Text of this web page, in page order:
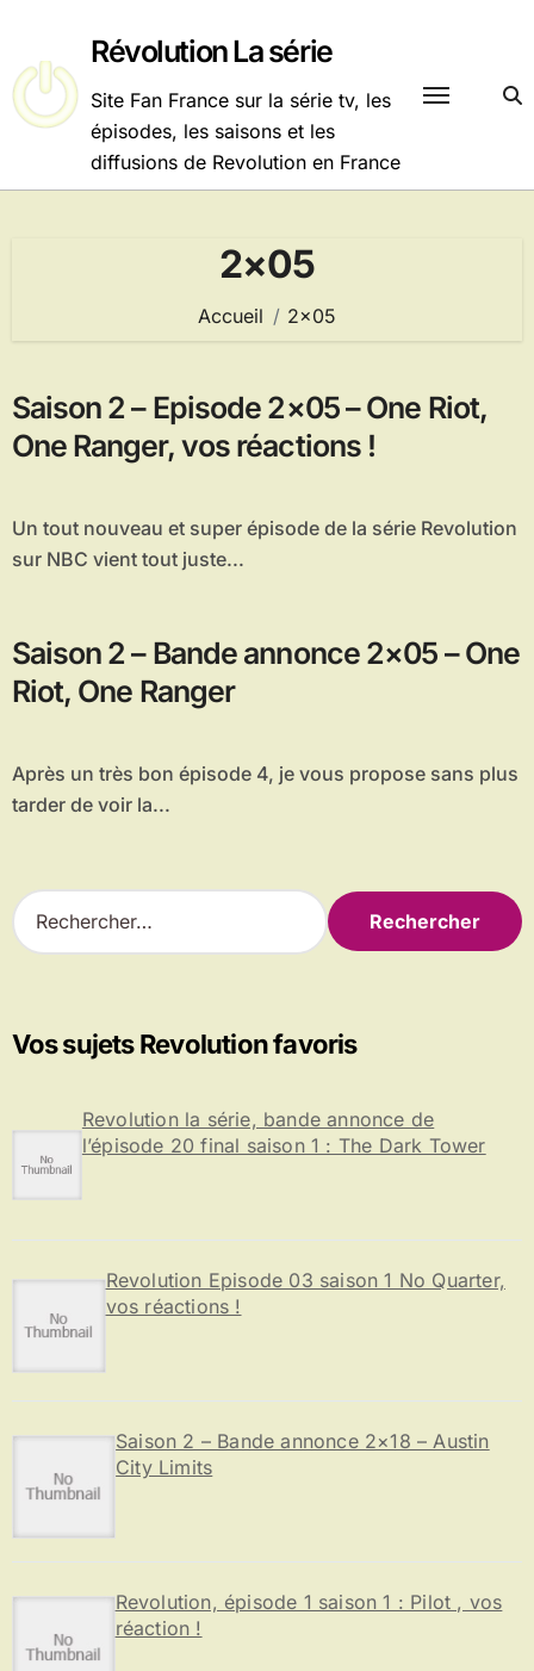
contenu
Révolution La série
Site Fan France sur la série tv, les
épisodes, les saisons et les
diffusions de Revolution en France
2×05
Accueil 2×05
Saison 2 – Episode 2×05 – One Riot,
One Ranger, vos réactions !
Un tout nouveau et super épisode de la série Revolution
sur NBC vient tout juste...
Saison 2 – Bande annonce 2×05 – One
Riot, One Ranger
Après un très bon épisode 4, je vous propose sans plus
tarder de voir la...
R
e
r
c
r
Vos sujets Revolution favoris
Revolution la série, bande annonce de
l’épisode 20 final saison 1 : The Dark Tower
Revolution Episode 03 saison 1 No Quarter,
vos réactions !
Saison 2 – Bande annonce 2×18 – Austin
City Limits
Revolution, épisode 1 saison 1 : Pilot , vos
réaction !